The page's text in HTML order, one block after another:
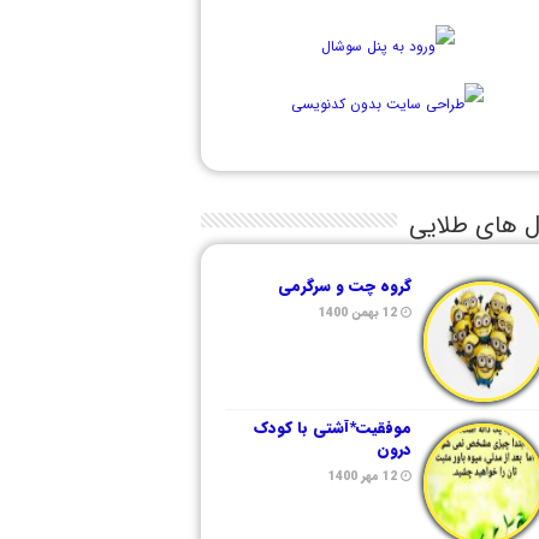
های طلایی
گروه چت و سرگرمی
12 بهمن 1400
موفقیت*آشتی با کودک
درون
12 مهر 1400